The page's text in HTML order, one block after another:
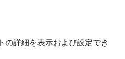
の詳細を表示および設定でき